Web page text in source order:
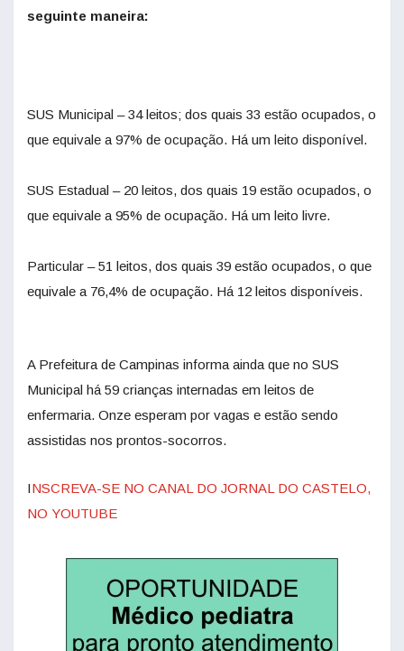
seguinte maneira:
SUS Municipal – 34 leitos; dos quais 33 estão ocupados, o
que equivale a 97% de ocupação. Há um leito disponível.
SUS Estadual – 20 leitos, dos quais 19 estão ocupados, o
que equivale a 95% de ocupação. Há um leito livre.
Particular – 51 leitos, dos quais 39 estão ocupados, o que
equivale a 76,4% de ocupação. Há 12 leitos disponíveis.
A Prefeitura de Campinas informa ainda que no SUS
Municipal há 59 crianças internadas em leitos de
enfermaria. Onze esperam por vagas e estão sendo
assistidas nos prontos-socorros.
INSCREVA-SE NO CANAL DO JORNAL DO CASTELO,
NO YOUTUBE